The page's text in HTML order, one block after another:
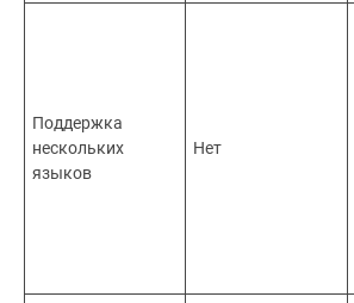
Поддержка
нескольких
языков
Нет